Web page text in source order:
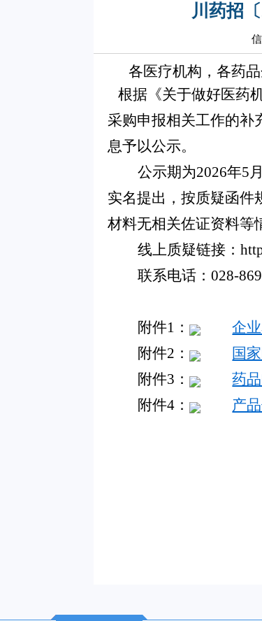
川药招
各医疗
根据《关于做好医药
采购申报相关工作的补
息予以公示。
公示期为2026年5
实名提出，按质疑函件
材料无相关佐证资料等
线上质疑链接：
联系电话：028-
附件1：
企
附件2：
国
附件3：
药
附件4：
产